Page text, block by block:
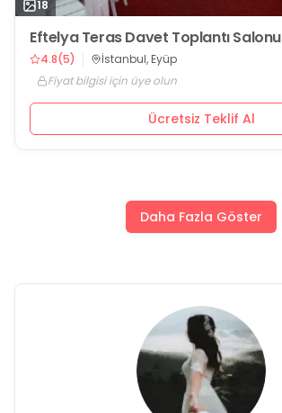
18
Eftelya Teras Davet Toplantı Salonu
4.8(5)
İstanbul, Eyüp
Fiyat bilgisi için üye olun
Ücretsiz Teklif Al
Daha Fazla Göster